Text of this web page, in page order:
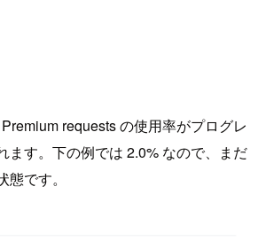
requests の使用率がプログレ
ます。下の例では 2.0% なので、まだ
です。